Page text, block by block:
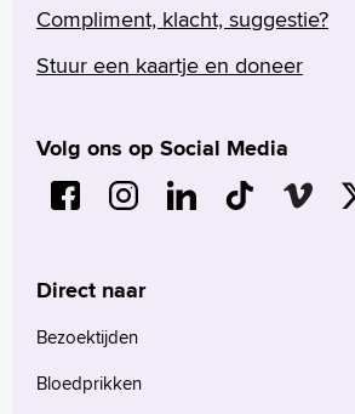
Compliment, klacht, suggestie?
Stuur een kaartje en doneer
Volg ons op Social Media
Direct naar
Bezoektijden
Bloedprikken